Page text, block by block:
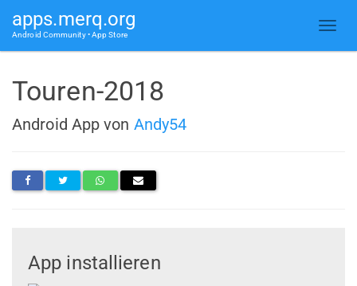
apps.merq.org
Android Community • App Store
Touren-2018
Android App von Andy54
App installieren